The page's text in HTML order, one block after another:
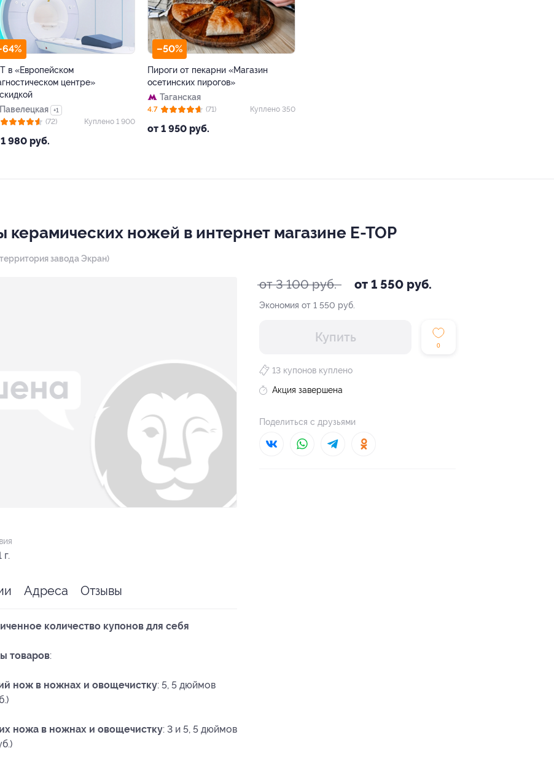
в «Европейском
центре»
Павелецкая
+1
980 руб.
(72) Куплено 1 900
–50%
Пироги от пекарни «Магазин
осетинских пирогов»
Таганская
от 1 950 руб.
4.7 (71) Куплено 350
керамических ножей в интернет магазине E-TOP
завода Экран)
от 3 100 руб. от 1 550 руб.
Экономия от 1 550 руб.
Купить
0
13 купонов куплено
Акция завершена
Поделиться с друзьями
г.
Адреса Отзывы
количество купонов для себя
товаров:
нож в ножнах и овощечистку: 5, 5 дюймов
ножа в ножнах и овощечистку: 3 и 5, 5 дюймов